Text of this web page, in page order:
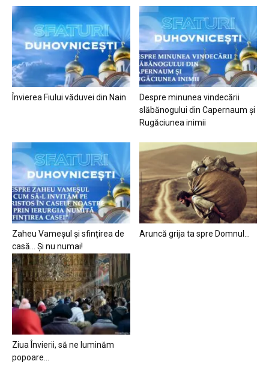
Învierea Fiului văduvei din Nain
Despre minunea vindecării
slăbănogului din Capernaum și
Rugăciunea inimii
Zaheu Vameșul și sfințirea de
casă… Și nu numai!
Aruncă grija ta spre Domnul…
Ziua Învierii, să ne luminăm
popoare…